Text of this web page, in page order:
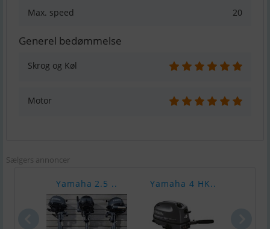
Max. speed 20
Generel bedømmelse
Skrog og Køl
Motor
Sælgers annoncer
Yamaha 2.5 .. Yamaha 4 HK..